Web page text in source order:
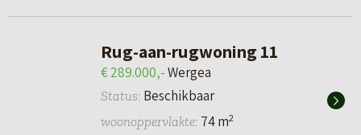
Rug-aan-rugwoning 11
€ 289.000,-Wergea
Status: Beschikbaar
woonoppervlakte: 74 m2